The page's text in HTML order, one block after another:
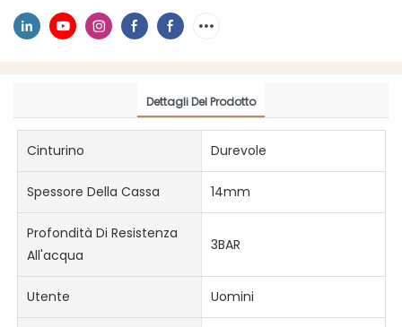
Dettagli Del Prodotto
Cinturino Durevole
Spessore Della Cassa 14mm
Profondità Di Resistenza
All'acqua
3BAR
Utente Uomini